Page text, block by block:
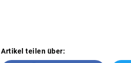
Artikel teilen über: